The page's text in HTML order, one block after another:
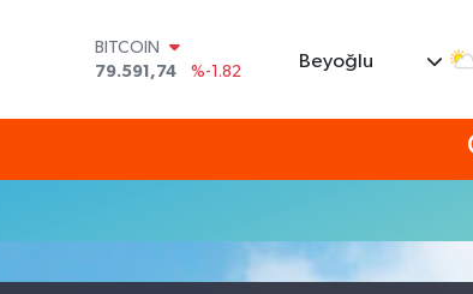
BITCOIN
79.591,74
%-1.82
45,43620
%0.02
%0.19
BİST100
Beyoğlu